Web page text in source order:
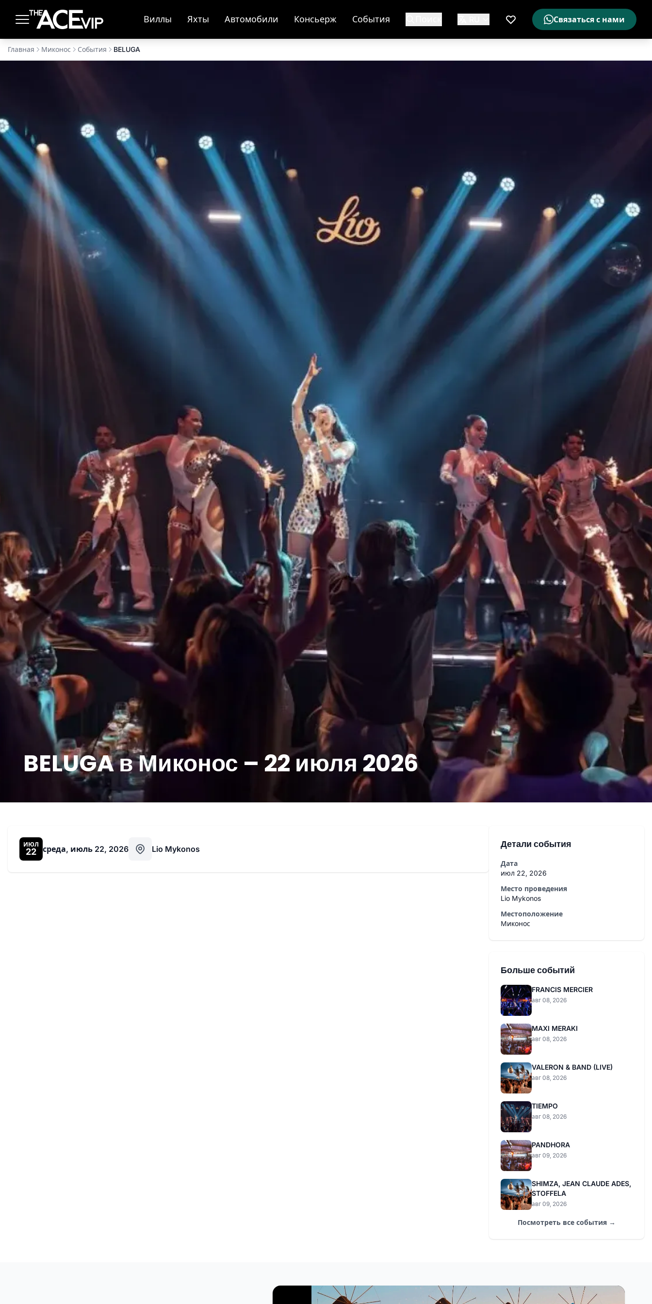
Виллы Яхты Автомобили Консьерж События
Мой список желаемого
Связаться с нами
Главная Миконос События BELUGA
BELUGA в Миконос – 22 июля 2026
ИЮЛ
22 среда, июль 22, 2026 Lio Mykonos Детали события
Дата
июл 22, 2026
Место проведения
Lio Mykonos
Местоположение
Миконос
Больше событий
FRANCIS MERCIER
авг 08, 2026
MAXI MERAKI
авг 08, 2026
VALERON & BAND (LIVE)
авг 08, 2026
TIEMPO
авг 08, 2026
PANDHORA
авг 09, 2026
SHIMZA, JEAN CLAUDE ADES,
STOFFELA
авг 09, 2026
Посмотреть все события →